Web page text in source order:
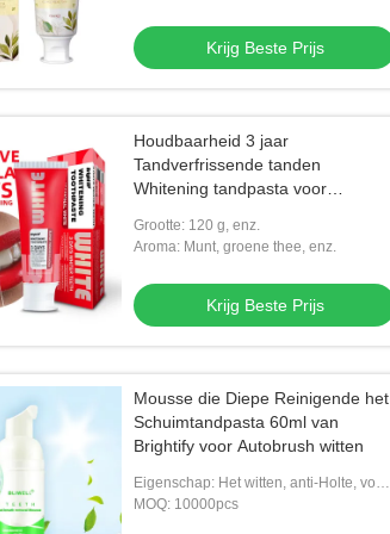
Krijg Beste Prijs
Houdbaarheid 3 jaar
Tandverfrissende tanden
Whitening tandpasta voor
Grootte: 120 g, enz.
Aroma: Munt, groene thee, enz.
Krijg Beste Prijs
Mousse die Diepe Reinigende het
Schuimtandpasta 60ml van
Brightify voor Autobrush witten
Eigenschap: Het witten, anti-Holte, voor
Gevoelige Tanden, het Mondelinge
MOQ: 10000pcs